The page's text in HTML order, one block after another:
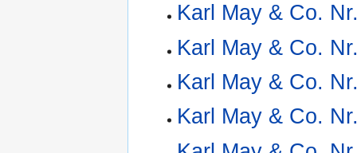
Karl May & Co.
Karl May & Co.
Karl May & Co.
Karl May & Co.